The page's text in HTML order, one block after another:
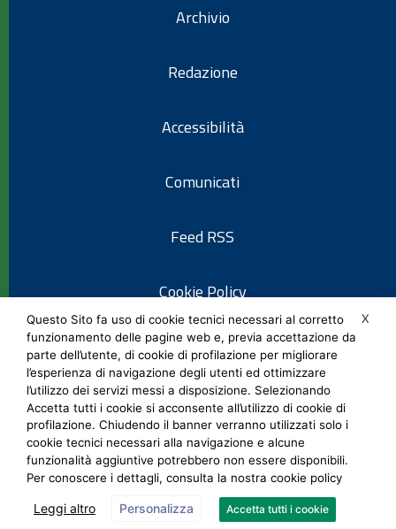
Archivio
Redazione
Accessibilità
Comunicati
Feed RSS
Cookie Policy
Informativa privacy
Note legali
Social Media Policy
X
Questo Sito fa uso di cookie tecnici necessari al corretto
funzionamento delle pagine web e, previa accettazione da
parte dell’utente, di cookie di profilazione per migliorare
l’esperienza di navigazione degli utenti ed ottimizzare
l’utilizzo dei servizi messi a disposizione. Selezionando
Accetta tutti i cookie si acconsente all’utilizzo di cookie di
profilazione. Chiudendo il banner verranno utilizzati solo i
cookie tecnici necessari alla navigazione e alcune
funzionalità aggiuntive potrebbero non essere disponibili.
Per conoscere i dettagli, consulta la nostra cookie policy
Leggi altro Personalizza Accetta tutti i cookie